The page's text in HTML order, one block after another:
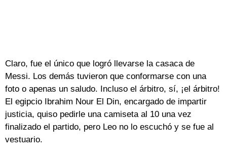
Claro, fue el único que logró llevarse la casaca de
Messi. Los demás tuvieron que conformarse con una
foto o apenas un saludo. Incluso el árbitro, sí, ¡el árbitro!
El egipcio Ibrahim Nour El Din, encargado de impartir
justicia, quiso pedirle una camiseta al 10 una vez
finalizado el partido, pero Leo no lo escuchó y se fue al
vestuario.